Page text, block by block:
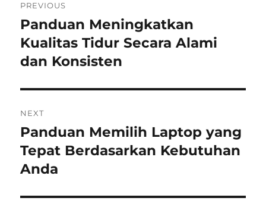
navigation
PREVIOUS
Previous
post:
Panduan Meningkatkan
Kualitas Tidur Secara Alami
dan Konsisten
NEXT
Next
post:
Panduan Memilih Laptop yang
Tepat Berdasarkan Kebutuhan
Anda